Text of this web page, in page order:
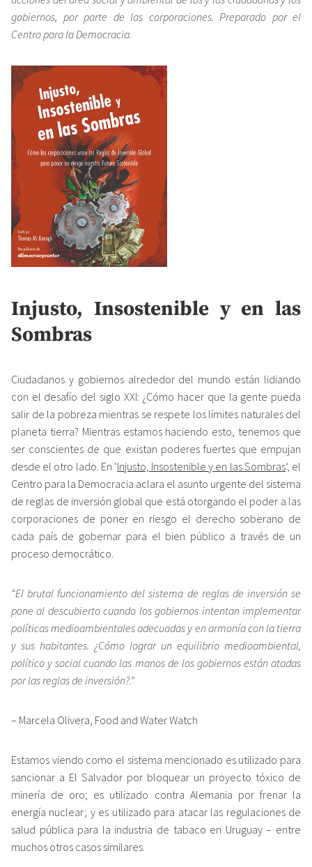
gobiernos, por parte de las corporaciones. Preparado por el
Centro para la Democracia.
Injusto, Insostenible y en las
Sombras
Ciudadanos y gobiernos alrededor del mundo están lidiando
con el desafío del siglo XXI: ¿Cómo hacer que la gente pueda
salir de la pobreza mientras se respete los límites naturales del
planeta tierra? Mientras estamos haciendo esto, tenemos que
ser conscientes de que existan poderes fuertes que empujan
desde el otro lado. En ‘Injusto, Insostenible y en las Sombras’, el
Centro para la Democracia aclara el asunto urgente del sistema
de reglas de inversión global que está otorgando el poder a las
corporaciones de poner en riesgo el derecho soberano de
cada país de gobernar para el bien público a través de un
proceso democrático.
“El brutal funcionamiento del sistema de reglas de inversión se
pone al descubierto cuando los gobiernos intentan implementar
políticas medioambientales adecuadas y en armonía con la tierra
y sus habitantes. ¿Cómo lograr un equilibrio medioambiental,
político y social cuando las manos de los gobiernos están atadas
por las reglas de inversión?.”
– Marcela Olivera, Food and Water Watch
Estamos viendo como el sistema mencionado es utilizado para
sancionar a El Salvador por bloquear un proyecto tóxico de
minería de oro; es utilizado contra Alemania por frenar la
energía nuclear; y es utilizado para atacar las regulaciones de
salud pública para la industria de tabaco en Uruguay – entre
muchos otros casos similares.